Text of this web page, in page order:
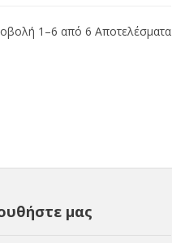
1–6 από 6 Αποτελέσματα
μας